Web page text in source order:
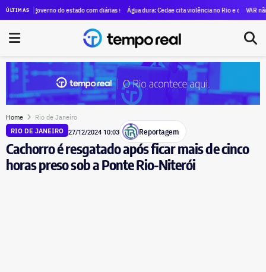
ÚLTIMASna fiscalização de voos panorâmicos na cidade; prefeito defende suspensão temporária
do estado com diárias supera R$ 84 milhões em quatro anos; e o campeão não é o ex-
Água dura: Cedae cita violência no Rio e compliance para
VAR não foi
Home Rio de Janeiro
RIO DE JANEIRO 27/12/2024 10:03 Reportagem
Cachorro é resgatado após ficar mais de cinco
horas preso sob a Ponte Rio-Niterói